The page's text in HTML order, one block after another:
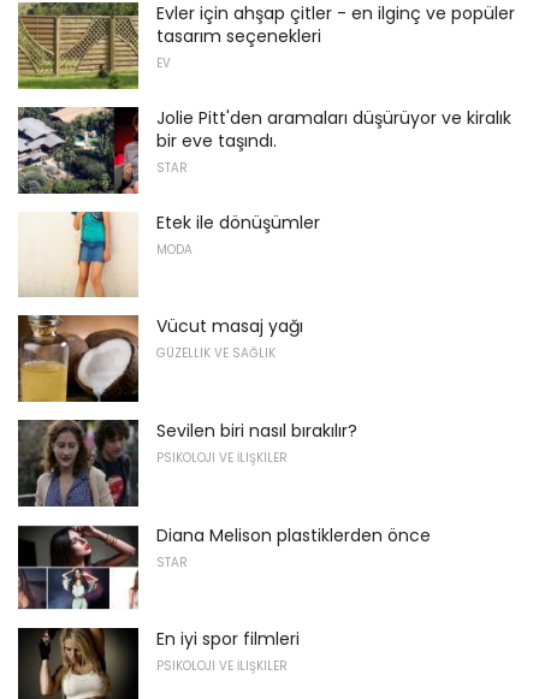
Evler için ahşap çitler - en ilginç ve popüler
tasarım seçenekleri
EV
Jolie Pitt'den aramaları düşürüyor ve kiralık
bir eve taşındı.
STAR
Etek ile dönüşümler
MODA
Vücut masaj yağı
GÜZELLIK VE SAĞLIK
Sevilen biri nasıl bırakılır?
PSIKOLOJI VE İLIŞKILER
Diana Melison plastiklerden önce
STAR
En iyi spor filmleri
PSIKOLOJI VE İLIŞKILER